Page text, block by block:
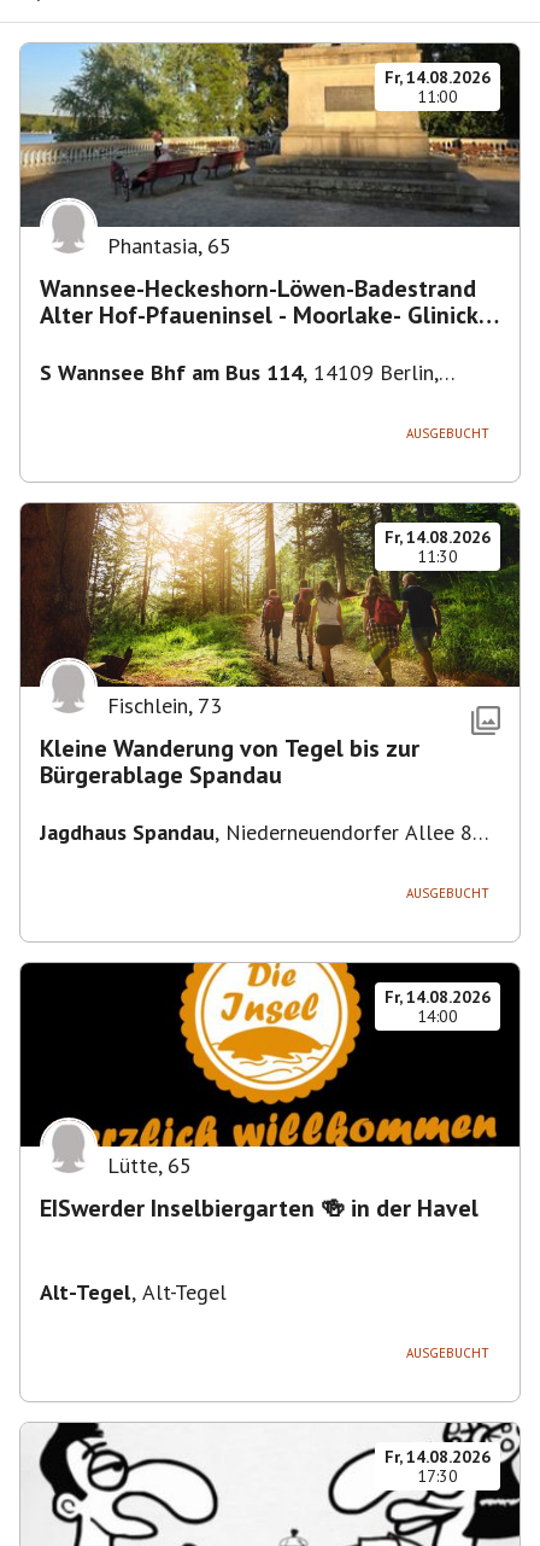
Fr, 14.08.2026
11:00
Phantasia, 65
Wannsee-Heckeshorn-Löwen-Badestrand
Alter Hof-Pfaueninsel - Moorlake- Glinicker
S Wannsee Bhf am Bus 114, 14109 Berlin,
AUSGEBUCHT
Fr, 14.08.2026
11:30
Fischlein, 73
Kleine Wanderung von Tegel bis zur
Bürgerablage Spandau
Jagdhaus Spandau, Niederneuendorfer Allee 80,
AUSGEBUCHT
Fr, 14.08.2026
14:00
Lütte, 65
EISwerder Inselbiergarten 🍻 in der Havel
Alt-Tegel, Alt-Tegel
AUSGEBUCHT
Fr, 14.08.2026
17:30